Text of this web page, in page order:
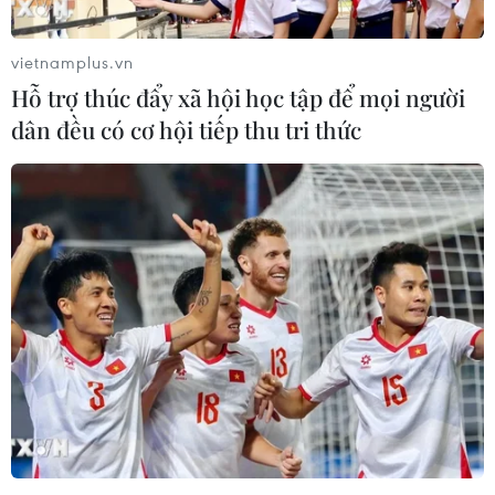
Taliban đưa ra các lệnh cấm mới với phụ
nữ Afghanistan
13/11/2022 22:53
Kể từ khi Taliban chiếm được chính quyền ở Afghanistan
hồi tháng 8/2021, phong trào Hồi giáo này đã cấm phụ
nữ tham gia làm việc cho các cơ quan nhà nước.
vietnamplus.vn
Hỗ trợ thúc đẩy xã hội học tập để mọi người
dân đều có cơ hội tiếp thu tri thức